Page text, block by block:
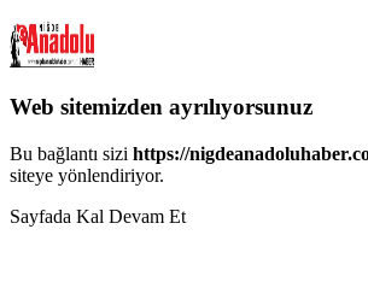
Web sitemizden ayrılıyorsunuz
Bu bağlantı sizi https://
siteye yönlendiriyor.
Sayfada Kal Devam Et